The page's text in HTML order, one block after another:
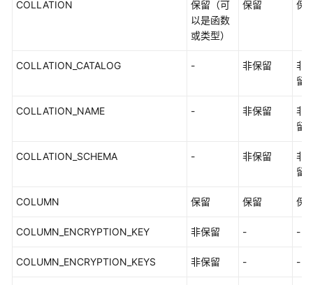
性
参
档
COLLATION
保留（可
以是函数
或类型）
保留 保
COLLATION_CATALOG - 非保留
非
留
COLLATION_NAME - 非保留
非
留
COLLATION_SCHEMA - 非保留
非
留
COLUMN 保留 保留 保
COLUMN_ENCRYPTION_KEY 非保留 - -
COLUMN_ENCRYPTION_KEYS 非保留 - -